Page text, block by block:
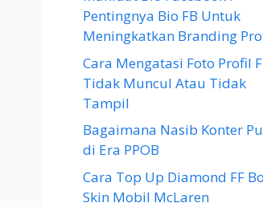
Pentingnya Bio FB Untuk
Meningkatkan Branding
Cara Mengatasi Foto Profil
Tidak Muncul Atau Tidak
Tampil
Bagaimana Nasib Konter
di Era PPOB
Cara Top Up Diamond FF
Skin Mobil McLaren